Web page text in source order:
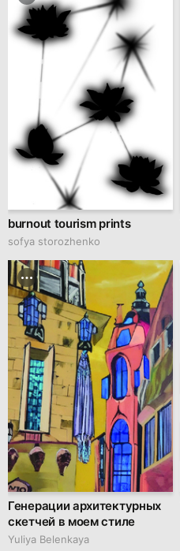
burnout tourism prints
sofya storozhenko
Генерации архитектурных
скетчей в моем стиле
Yuliya Belenkaya